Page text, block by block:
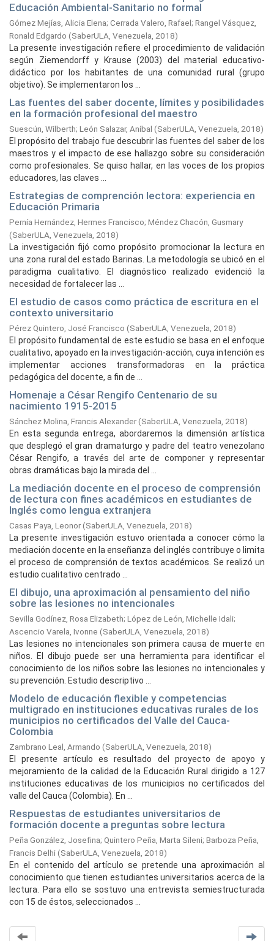
Educación Ambiental-Sanitario no formal
Gómez Mejías, Alicia Elena; Cerrada Valero, Rafael; Rangel Vásquez,
Ronald Edgardo (SaberULA, Venezuela, 2018)
La presente investigación refiere el procedimiento de validación
según Ziemendorff y Krause (2003) del material educativo-
didáctico por los habitantes de una comunidad rural (grupo
objetivo). Se implementaron los ...
Las fuentes del saber docente, límites y posibilidades
en la formación profesional del maestro
Suescún, Wilberth; León Salazar, Aníbal (SaberULA, Venezuela, 2018)
El propósito del trabajo fue descubrir las fuentes del saber de los
maestros y el impacto de ese hallazgo sobre su consideración
como profesionales. Se quiso hallar, en las voces de los propios
educadores, las claves ...
Estrategias de comprención lectora: experiencia en
Educación Primaria
Pernía Hernández, Hermes Francisco; Méndez Chacón, Gusmary
(SaberULA, Venezuela, 2018)
La investigación fijó como propósito promocionar la lectura en
una zona rural del estado Barinas. La metodología se ubicó en el
paradigma cualitativo. El diagnóstico realizado evidenció la
necesidad de fortalecer las ...
El estudio de casos como práctica de escritura en el
contexto universitario
Pérez Quintero, José Francisco (SaberULA, Venezuela, 2018)
El propósito fundamental de este estudio se basa en el enfoque
cualitativo, apoyado en la investigación-acción, cuya intención es
implementar acciones transformadoras en la práctica
pedagógica del docente, a fin de ...
Homenaje a César Rengifo Centenario de su
nacimiento 1915-2015
Sánchez Molina, Francis Alexander(SaberULA, Venezuela, 2018)
En esta segunda entrega, abordaremos la dimensión artística
que desplegó el gran dramaturgo y padre del teatro venezolano
César Rengifo, a través del arte de componer y representar
obras dramáticas bajo la mirada del ...
La mediación docente en el proceso de comprensión
de lectura con fines académicos en estudiantes de
Inglés como lengua extranjera
Casas Paya, Leonor(SaberULA, Venezuela, 2018)
La presente investigación estuvo orientada a conocer cómo la
mediación docente en la enseñanza del inglés contribuye o limita
el proceso de comprensión de textos académicos. Se realizó un
estudio cualitativo centrado ...
El dibujo, una aproximación al pensamiento del niño
sobre las lesiones no intencionales
Sevilla Godínez, Rosa Elizabeth; López de León, Michelle Idali;
Ascencio Varela, Ivonne (SaberULA, Venezuela, 2018)
Las lesiones no intencionales son primera causa de muerte en
niños. El dibujo puede ser una herramienta para identificar el
conocimiento de los niños sobre las lesiones no intencionales y
su prevención. Estudio descriptivo ...
Modelo de educación flexible y competencias
multigrado en instituciones educativas rurales de los
municipios no certificados del Valle del Cauca-
Colombia
Zambrano Leal, Armando (SaberULA, Venezuela, 2018)
El presente artículo es resultado del proyecto de apoyo y
mejoramiento de la calidad de la Educación Rural dirigido a 127
instituciones educativas de los municipios no certificados del
valle del Cauca (Colombia). En ...
Respuestas de estudiantes universitarios de
formación docente a preguntas sobre lectura
Peña González, Josefina; Quintero Peña, Marta Sileni; Barboza Peña,
Francis Delhi(SaberULA, Venezuela, 2018)
En el contenido del artículo se pretende una aproximación al
conocimiento que tienen estudiantes universitarios acerca de la
lectura. Para ello se sostuvo una entrevista semiestructurada
con 15 de éstos, seleccionados ...